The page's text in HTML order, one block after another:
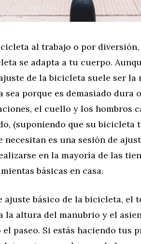
al trabajo o por
se adapta a tu cuerpo.
de la bicicleta suele ser la
sea porque es demasiado dura
el cuello y los hombros
(suponiendo que su bicicleta
necesitan es una sesión de
en la mayoría de las
básicas en casa.
ajuste básico de la bicicleta, el
la altura del manubrio y el
paseo. Si estás haciendo tus